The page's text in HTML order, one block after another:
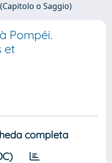
o Saggio)
Pompéi.
et
completa